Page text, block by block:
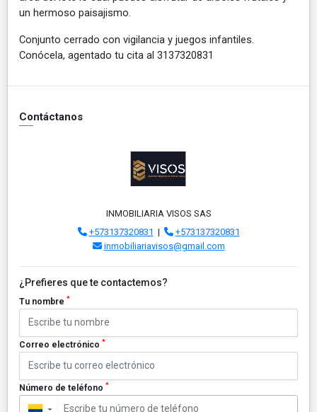
un hermoso paisajismo.
Conjunto cerrado con vigilancia y juegos infantiles.
Conócela, agentado tu cita al 3137320831
Contáctanos
INMOBILIARIA VISOS SAS
+573137320831 |
+573137320831
inmobiliariavisos@gmail.com
¿Prefieres que te contactemos?
Tu nombre *
Correo electrónico *
Número de teléfono *
▼